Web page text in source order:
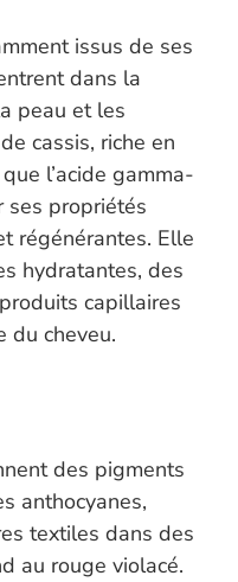
issus de ses
dans la
peau et les
cassis, riche en
l’acide gamma-
ses propriétés
régénérantes. Elle
hydratantes, des
capillaires
du cheveu.
des pigments
anthocyanes,
textiles dans des
au rouge violacé.